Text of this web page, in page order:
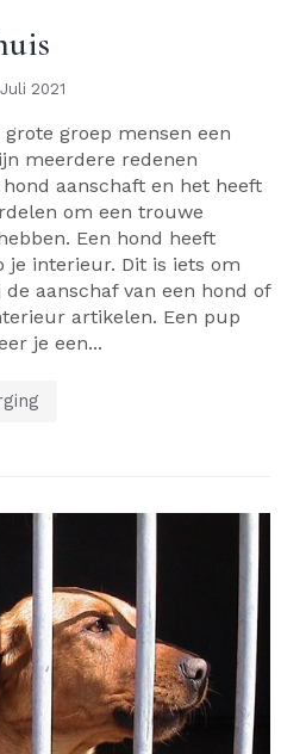
2021
groep mensen een
meerdere redenen
aanschaft en het heeft
om een trouwe
Een hond heeft
je interieur. Dit is iets om
aanschaf van een hond of
artikelen. Een pup
je een...